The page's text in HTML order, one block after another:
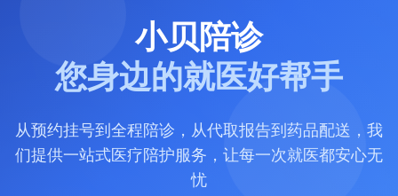
小贝陪诊
您身边的就医好帮手
从预约挂号到全程陪诊，从代取报告到药品配送，我
们提供一站式医疗陪护服务，让每一次就医都安心无
忧